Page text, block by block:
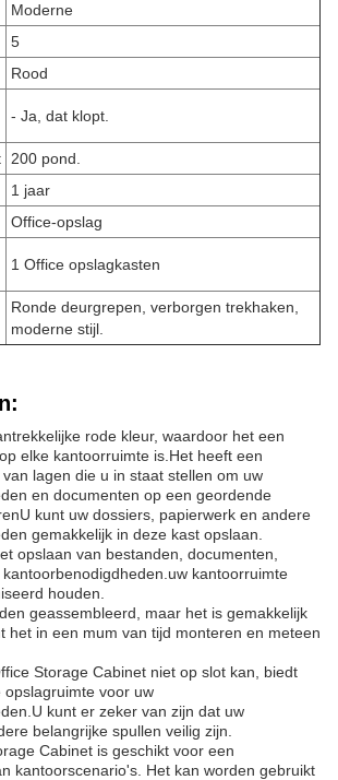
Moderne
5
Rood
- Ja, dat klopt.
200 pond.
1 jaar
Office-opslag
1 Office opslagkasten
Ronde deurgrepen, verborgen trekhaken,
moderne stijl.
rode kleur, waardoor het een
elke kantoorruimte is.Het heeft een
lagen die u in staat stellen om uw
en documenten op een geordende
kunt uw dossiers, papierwerk en andere
gemakkelijk in deze kast opslaan.
opslaan van bestanden, documenten,
kantoorruimte
houden.
geassembleerd, maar het is gemakkelijk
het in een mum van tijd monteren en meteen
Storage Cabinet niet op slot kan, biedt
opslagruimte voor uw
kunt er zeker van zijn dat uw
belangrijke spullen veilig zijn.
Cabinet is geschikt voor een
kantoorscenario's. Het kan worden gebruikt